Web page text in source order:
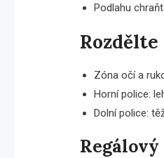
Podlahu
Zóna očí a
Horní police:
Dolní police: